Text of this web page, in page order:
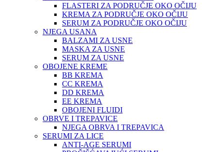
FLASTERI ZA PODRUČJE OKO OČIJU
KREMA ZA PODRUČJE OKO OČIJU
SERUM ZA PODRUČJE OKO OČIJU
NJEGA USANA
BALZAMI ZA USNE
MASKA ZA USNE
SERUM ZA USNE
OBOJENE KREME
BB KREMA
CC KREMA
DD KREMA
EE KREMA
OBOJENI FLUIDI
OBRVE I TREPAVICE
NJEGA OBRVA I TREPAVICA
SERUMI ZA LICE
ANTI-AGE SERUMI